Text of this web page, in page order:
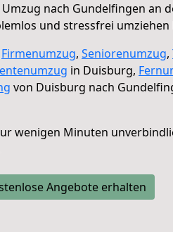
nach Gundelfingen an
und stressfrei umziehen
Firmenumzug, Seniorenumzug,
in Duisburg,
von Duisburg nach
wenigen Minuten
Angebote erhalten